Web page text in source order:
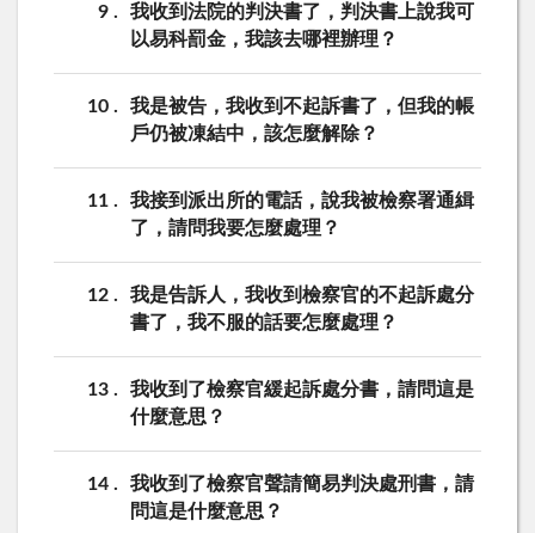
9
我收到法院的判決書了，判決書上說我可
以易科罰金，我該去哪裡辦理？
10
我是被告，我收到不起訴書了，但我的帳
戶仍被凍結中，該怎麼解除？
11
我接到派出所的電話，說我被檢察署通緝
了，請問我要怎麼處理？
12
我是告訴人，我收到檢察官的不起訴處分
書了，我不服的話要怎麼處理？
13
我收到了檢察官緩起訴處分書，請問這是
什麼意思？
14
我收到了檢察官聲請簡易判決處刑書，請
問這是什麼意思？